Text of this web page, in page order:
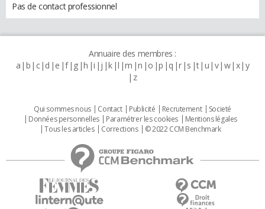
Pas de contact professionnel
Annuaire des membres :
a b c d e f g h i j k l m n o p q r s t u v w x y
z
Qui sommes nous Contact Publicité Recrutement
Societé
Données personnelles
Paramétrer les cookies
Mentions légales
Tous les articles
Corrections © 2022 CCM Benchmark